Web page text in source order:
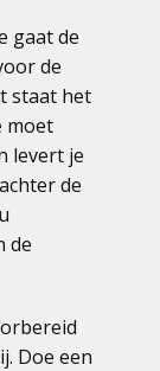
gaat de
de
staat het
moet
levert je
de
de
Doe een